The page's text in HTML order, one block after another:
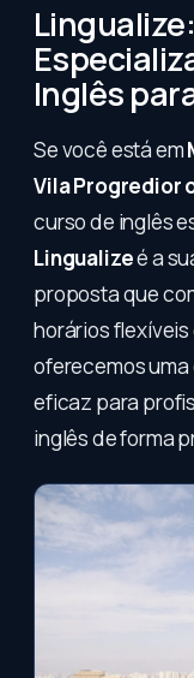
Inglês
Se você está em
Vila Progredior
curso de inglês
Lingualizeé a
proposta que
horários
oferecemos
eficaz para
inglês de forma